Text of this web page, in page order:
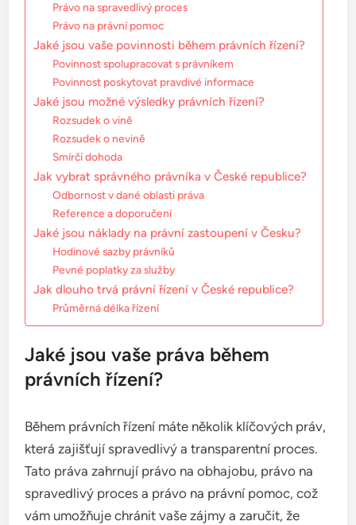
Právo na spravedlivý proces
Právo na právní pomoc
Jaké jsou vaše povinnosti během právních řízení?
Povinnost spolupracovat s právníkem
Povinnost poskytovat pravdivé informace
Jaké jsou možné výsledky právních řízení?
Rozsudek o vině
Rozsudek o nevině
Smírčí dohoda
Jak vybrat správného právníka v České republice?
Odbornost v dané oblasti práva
Reference a doporučení
Jaké jsou náklady na právní zastoupení v Česku?
Hodinové sazby právníků
Pevné poplatky za služby
Jak dlouho trvá právní řízení v České republice?
Průměrná délka řízení
Jaké jsou vaše práva během
právních řízení?
Během právních řízení máte několik klíčových práv,
která zajišťují spravedlivý a transparentní proces.
Tato práva zahrnují právo na obhajobu, právo na
spravedlivý proces a právo na právní pomoc, což
vám umožňuje chránit vaše zájmy a zaručit, že